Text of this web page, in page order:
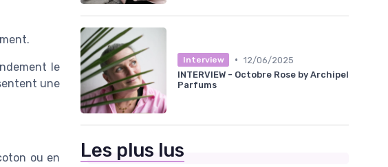
le
une
ou en
Interview • 12/06/2025
INTERVIEW - Octobre Rose by Archipel
Parfums
Les plus lus